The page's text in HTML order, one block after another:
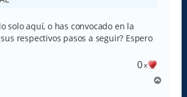
solo aquí, o has convocado en la
respectivos pasos a seguir? Espero
0x